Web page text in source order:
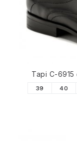
Tapi C-
39 40